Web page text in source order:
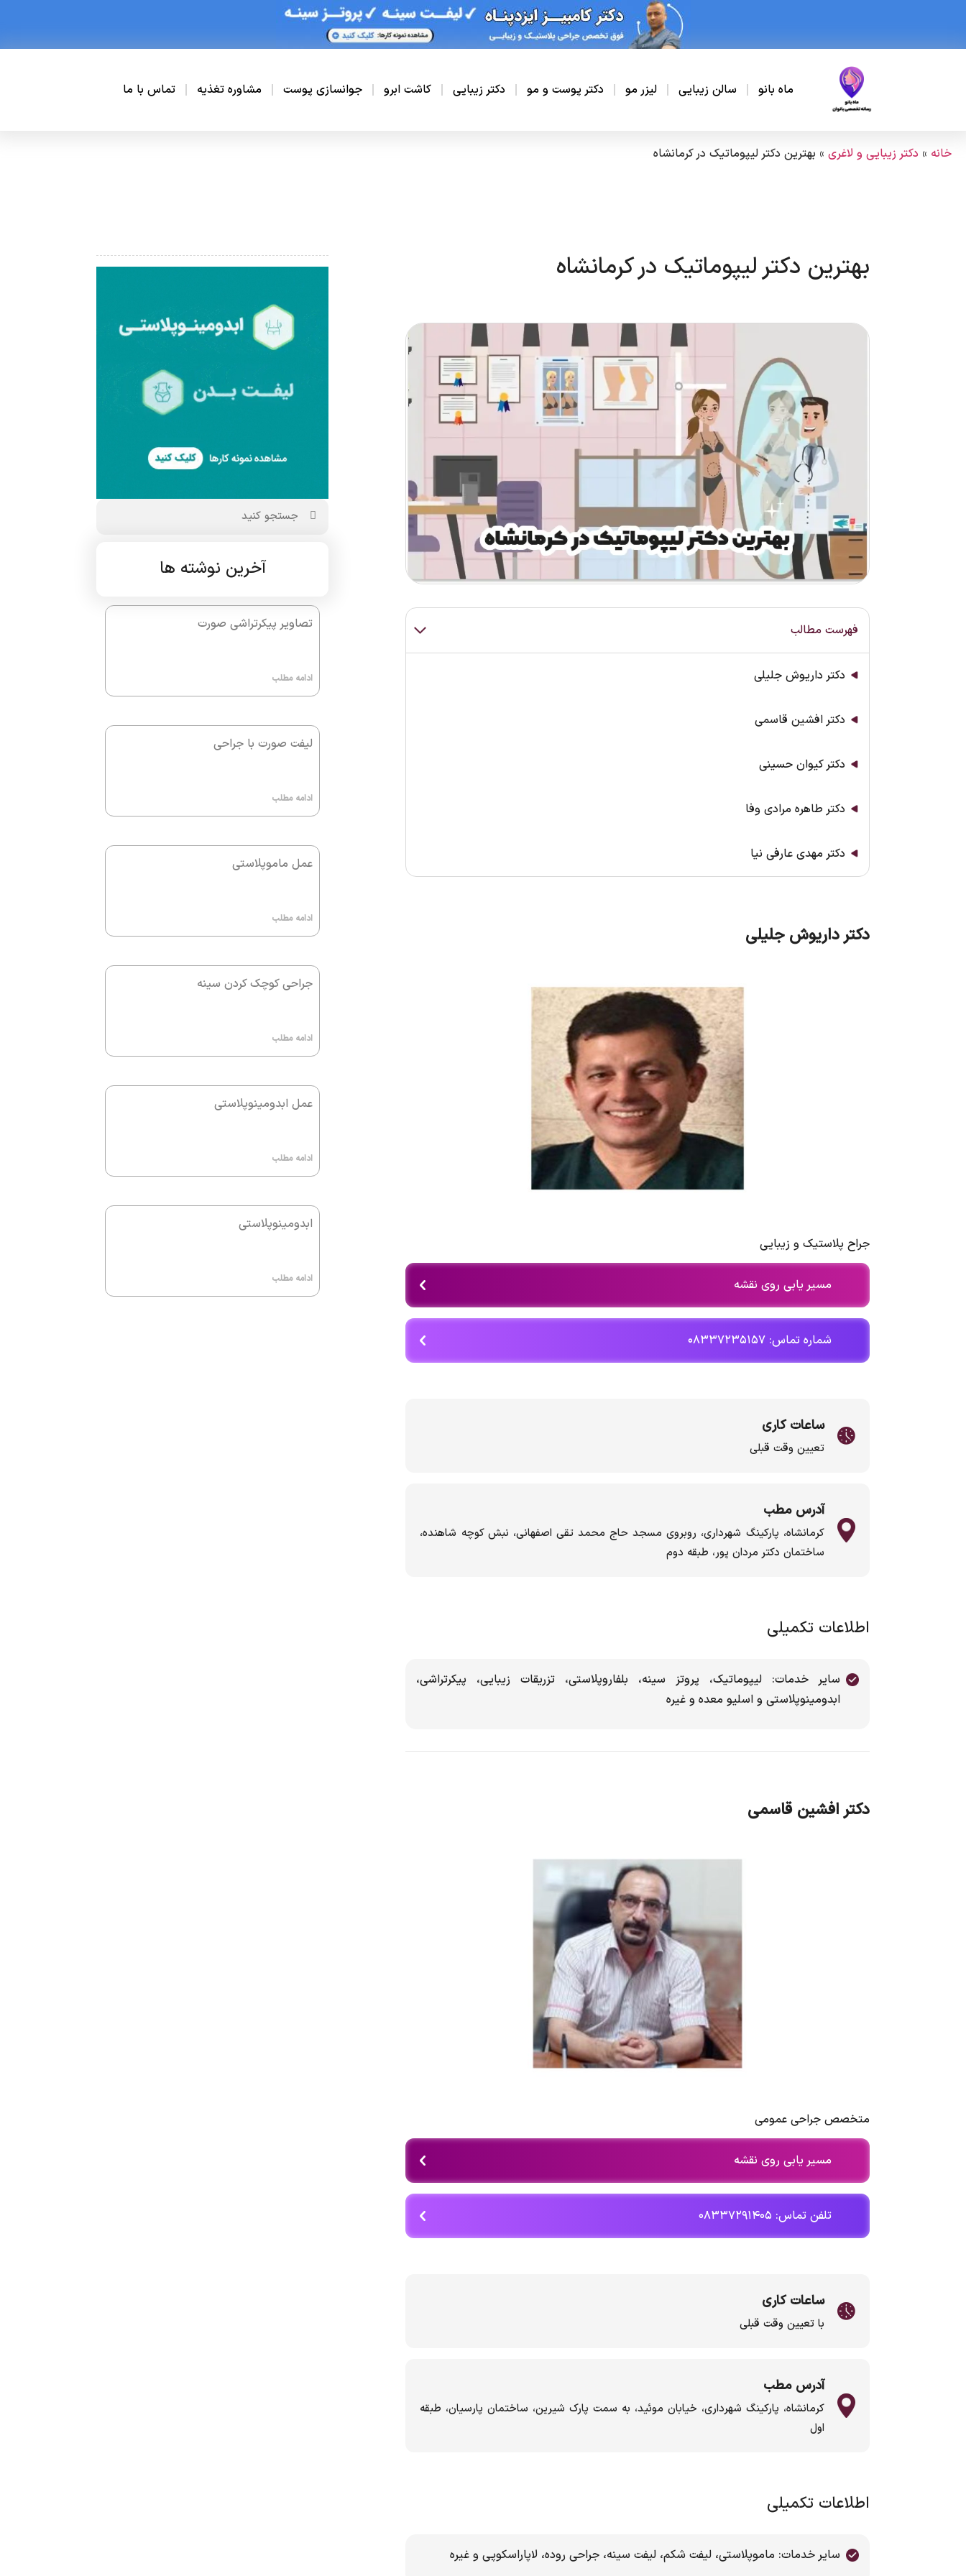
ماه بانو سالن زیبایی لیزر مو دکتر پوست و مو دکتر زیبایی کاشت ابرو جوانسازی پوست مشاوره تغذیه تماس با ما
خانه » دکتر زیبایی و لاغری » بهترین دکتر لیپوماتیک در کرمانشاه
بهترین دکتر لیپوماتیک در کرمانشاه
فهرست مطالب
دکتر داریوش جلیلی
دکتر افشین قاسمی
دکتر کیوان حسینی
دکتر طاهره مرادی وفا
دکتر مهدی عارفی نیا
دکتر داریوش جلیلی
جراح پلاستیک و زیبایی
مسیر یابی روی نقشه
شماره تماس: ۰۸۳۳۷۲۳۵۱۵۷
ساعات کاری
تعیین وقت قبلی
آدرس مطب
کرمانشاه، پارکینگ شهرداری، روبروی مسجد حاج محمد تقی اصفهانی، نبش کوچه شاهنده،
ساختمان دکتر مردان پور، طبقه دوم
اطلاعات تکمیلی
سایر خدمات: لیپوماتیک، پروتز سینه، بلفاروپلاستی، تزریقات زیبایی، پیکرتراشی،
ابدومینوپلاستی و اسلیو معده و غیره
دکتر افشین قاسمی
متخصص جراحی عمومی
مسیر یابی روی نقشه
تلفن تماس: ۰۸۳۳۷۲۹۱۴۰۵
ساعات کاری
با تعیین وقت قبلی
آدرس مطب
کرمانشاه، پارکینگ شهرداری، خیابان موئید، به سمت پارک شیرین، ساختمان پارسیان، طبقه
اول
اطلاعات تکمیلی
سایر خدمات: ماموپلاستی، لیفت شکم، لیفت سینه، جراحی روده، لاپاراسکوپی و غیره
آخرین نوشته ها
تصاویر پیکرتراشی صورت
ادامه مطلب
لیفت صورت با جراحی
ادامه مطلب
عمل ماموپلاستی
ادامه مطلب
جراحی کوچک کردن سینه
ادامه مطلب
عمل ابدومینوپلاستی
ادامه مطلب
ابدومینوپلاستی
ادامه مطلب